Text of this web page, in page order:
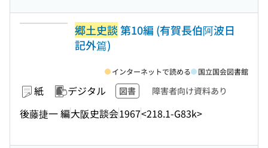
郷土史談第10編 (有賀長伯阿波日
記外篇)
紙 デジタル 図書 障害者向け資料あり
後藤捷一 編大阪史談会1967<218.1-G83k>
インターネットで読める 国立国会図書館